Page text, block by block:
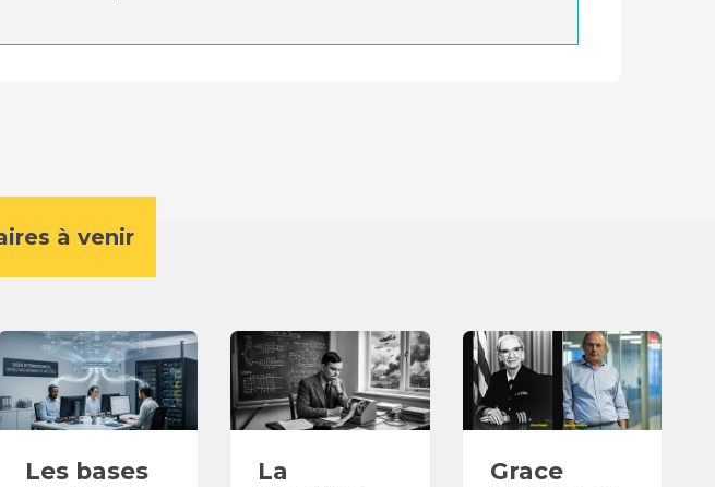
à venir
Les bases
La
Grace